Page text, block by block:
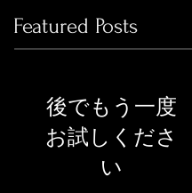
Featured Posts
後でもう一度
お試しくださ
い